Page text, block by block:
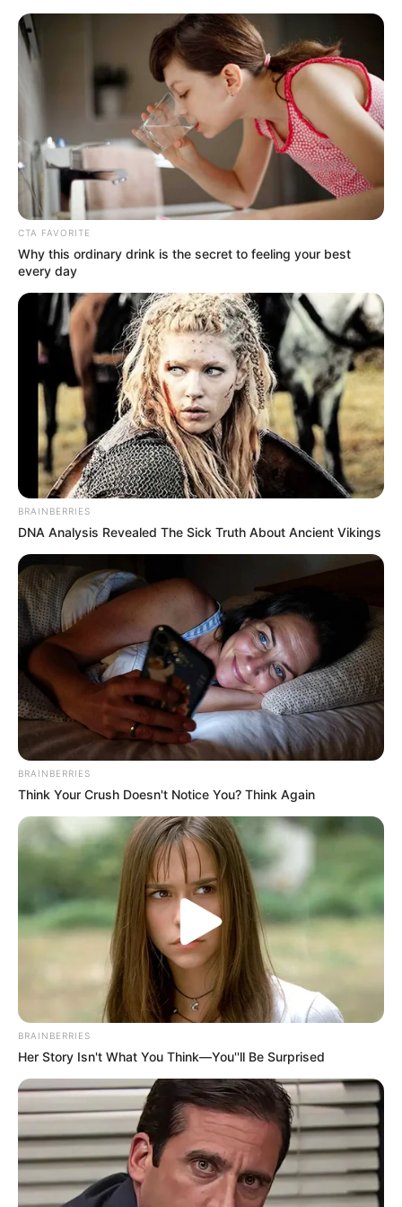
Rookie Historian Goo Hae
Ryung
CTA FAVORITE
Why this ordinary drink is the secret to feeling your best
every day
BRAINBERRIES
DNA Analysis Revealed The Sick Truth About Ancient Vikings
BRAINBERRIES
Think Your Crush Doesn't Notice You? Think Again
BRAINBERRIES
Her Story Isn't What You Think—You''ll Be Surprised